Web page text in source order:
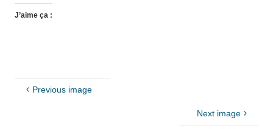
J’aime ça :
Previous image
Next image